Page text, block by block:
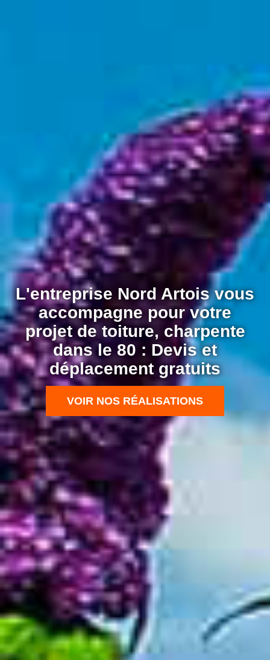
L'entreprise Nord Artois vous
accompagne pour votre
projet de toiture, charpente
dans le 80 : Devis et
déplacement gratuits
VOIR NOS RÉALISATIONS